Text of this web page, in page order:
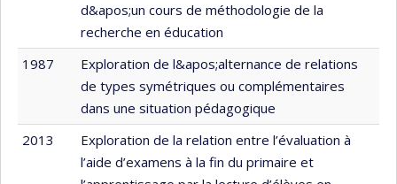
d&apos;un cours de méthodologie de la
recherche en éducation
1987
Exploration de l&apos;alternance de relations
de types symétriques ou complémentaires
dans une situation pédagogique
2013
Exploration de la relation entre l’évaluation à
l’aide d’examens à la fin du primaire et